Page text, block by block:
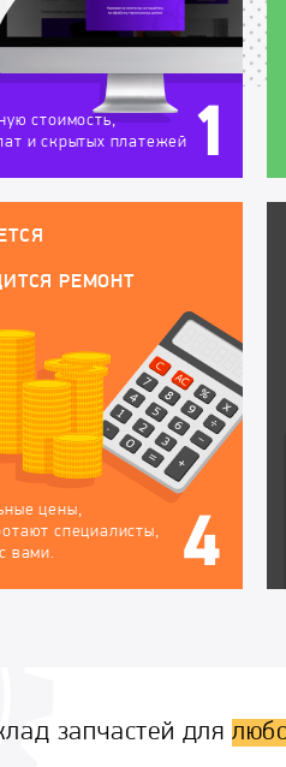
стоимость,
и скрытых платежей
РЕМОНТ
цены,
специалисты,
вами.
запчастей для